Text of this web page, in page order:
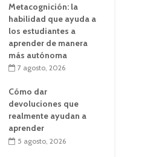
Metacognición: la
habilidad que ayuda a
los estudiantes a
aprender de manera
más autónoma
7 agosto, 2026
Cómo dar
devoluciones que
realmente ayudan a
aprender
5 agosto, 2026